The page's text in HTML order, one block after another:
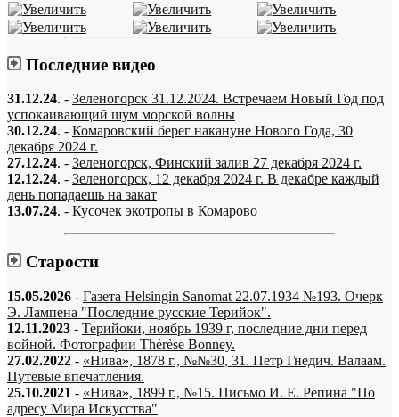
Последние видео
31.12.24. - Зеленогорск 31.12.2024. Встречаем Новый Год под
успокаивающий шум морской волны
30.12.24. - Комаровский берег накануне Нового Года, 30
декабря 2024 г.
27.12.24. - Зеленогорск, Финский залив 27 декабря 2024 г.
12.12.24. - Зеленогорск, 12 декабря 2024 г. В декабре каждый
день попадаешь на закат
13.07.24. - Кусочек экотропы в Комарово
Старости
15.05.2026 - Газета Helsingin Sanomat 22.07.1934 №193. Очерк
Э. Лампена "Последние русские Терийок".
12.11.2023 - Терийоки, ноябрь 1939 г, последние дни перед
войной. Фотографии Thérèse Bonney.
27.02.2022 - «Нива», 1878 г., №№30, 31. Петр Гнедич. Валаам.
Путевые впечатления.
25.10.2021 - «Нива», 1899 г., №15. Письмо И. Е. Репина "По
адресу Мира Искусства"